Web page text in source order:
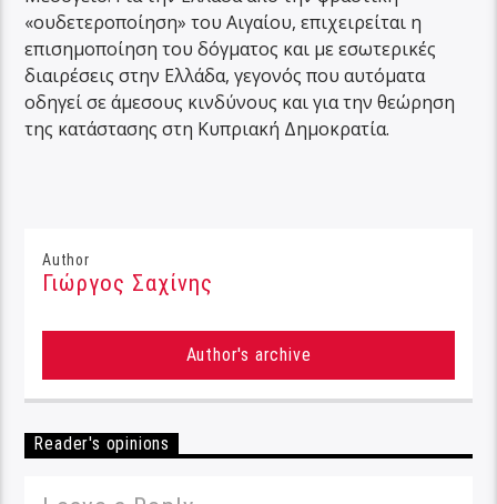
«ουδετεροποίηση» του Αιγαίου, επιχειρείται η
επισημοποίηση του δόγματος και με εσωτερικές
διαιρέσεις στην Ελλάδα, γεγονός που αυτόματα
οδηγεί σε άμεσους κινδύνους και για την θεώρηση
της κατάστασης στη Κυπριακή Δημοκρατία.
Author
Γιώργος Σαχίνης
Author's archive
Reader's opinions